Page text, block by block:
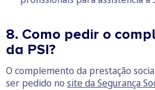
8. Como pedir o
da PSI?
O complemento da prestação
ser pedido no site da Segurança